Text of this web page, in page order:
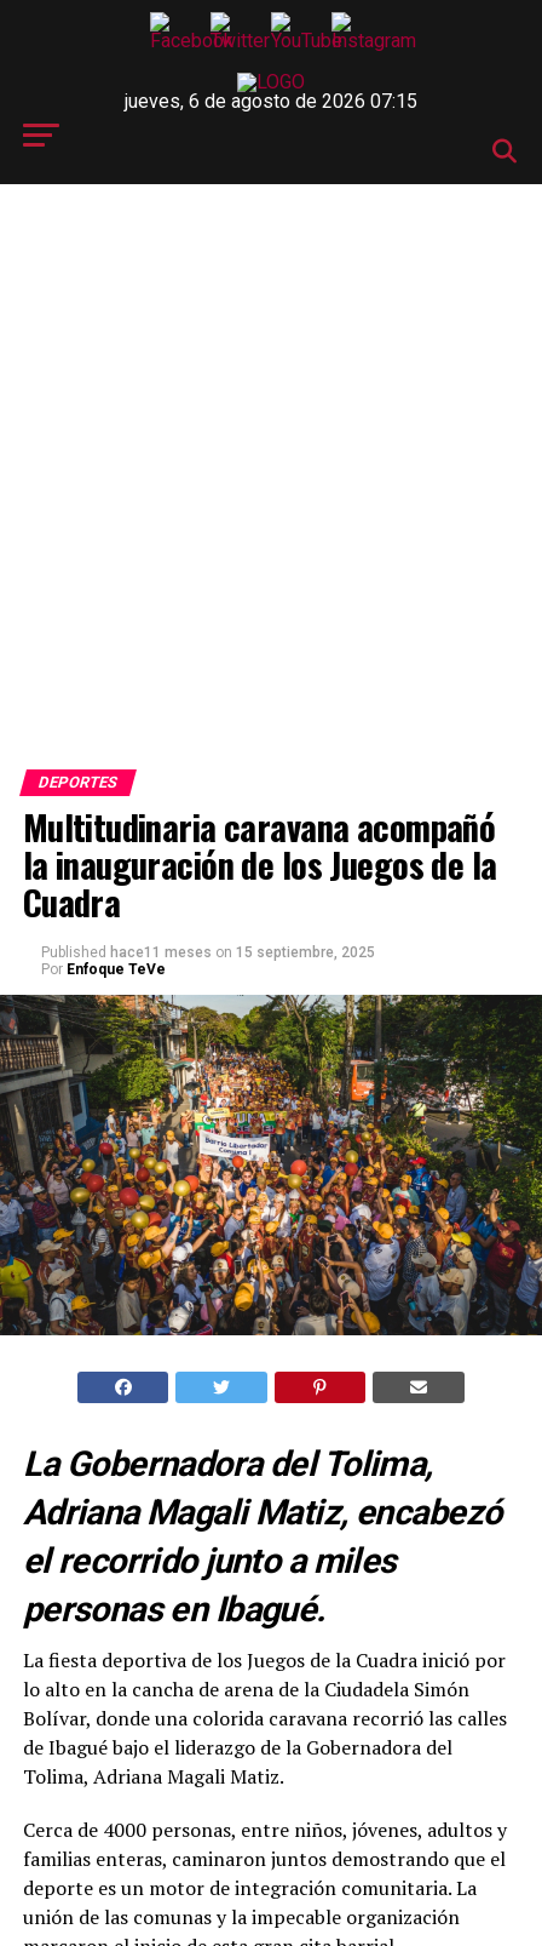
jueves, 6 de agosto de 2026 07:15
DEPORTES
Multitudinaria caravana acompañó
la inauguración de los Juegos de la
Cuadra
Published hace11 meses on 15 septiembre, 2025
Por Enfoque TeVe
La Gobernadora del Tolima,
Adriana Magali Matiz, encabezó
el recorrido junto a miles
personas en Ibagué.
La fiesta deportiva de los Juegos de la Cuadra inició por
lo alto en la cancha de arena de la Ciudadela Simón
Bolívar, donde una colorida caravana recorrió las calles
de Ibagué bajo el liderazgo de la Gobernadora del
Tolima, Adriana Magali Matiz.
Cerca de 4000 personas, entre niños, jóvenes, adultos y
familias enteras, caminaron juntos demostrando que el
deporte es un motor de integración comunitaria. La
unión de las comunas y la impecable organización